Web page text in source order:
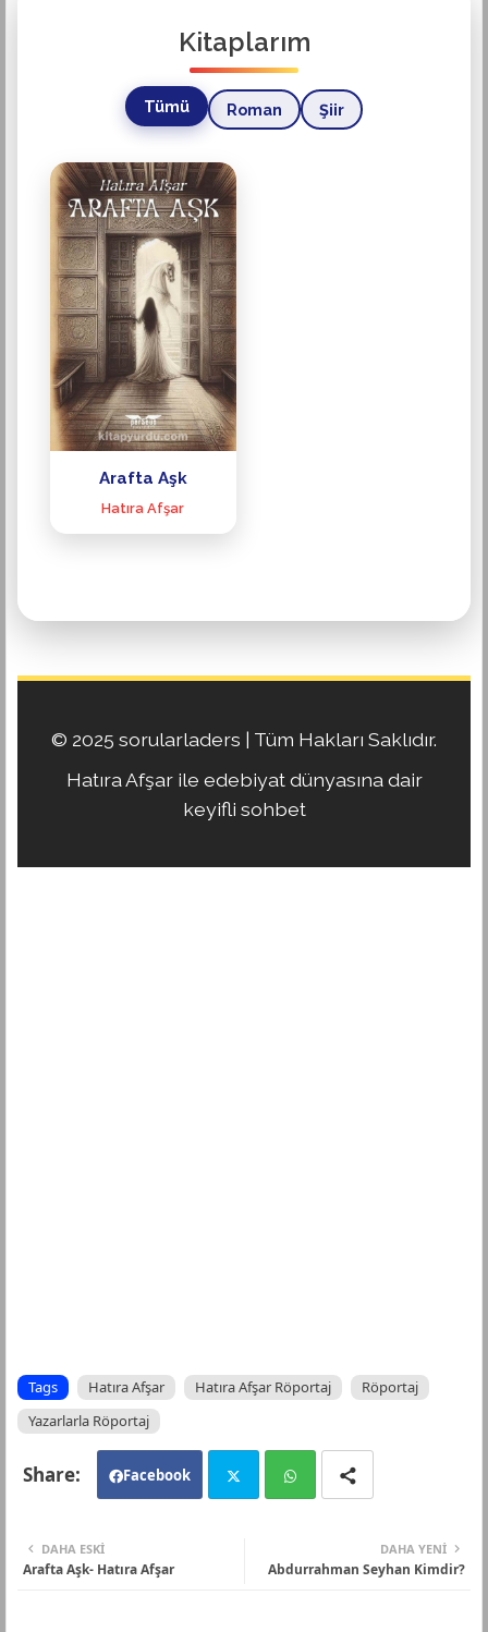
Kitaplarım
Tümü Roman Şiir
Arafta Aşk
Hatıra Afşar
© 2025 sorularladers | Tüm Hakları Saklıdır.
Hatıra Afşar ile edebiyat dünyasına dair
keyifli sohbet
Tags Hatıra Afşar Hatıra Afşar Röportaj
Röportaj
Yazarlarla Röportaj
Facebook
ats
DAHA YENI
Abdurrahman Seyhan Kimdir?
DAHA ESKI
Arafta Aşk- Hatıra Afşar